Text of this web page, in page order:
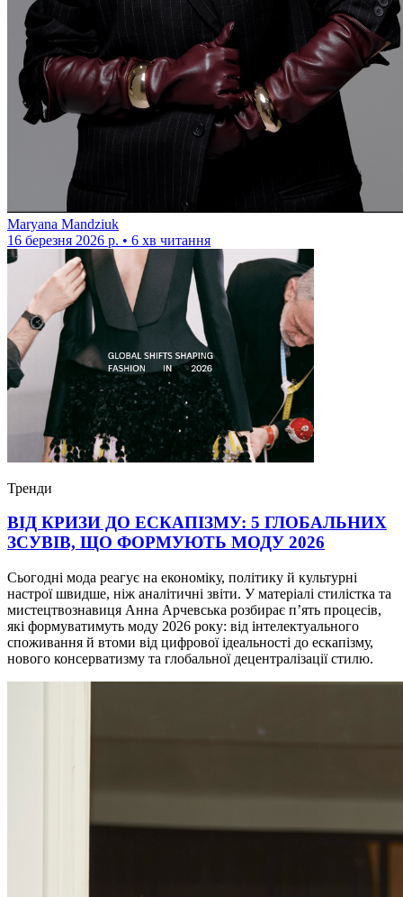
Maryana Mandziuk
16 березня 2026 р. • 6 хв читання
Тренди
ВІД КРИЗИ ДО ЕСКАПІЗМУ: 5 ГЛОБАЛЬНИХ
ЗСУВІВ, ЩО ФОРМУЮТЬ МОДУ 2026
Сьогодні мода реагує на економіку, політику й культурні
настрої швидше, ніж аналітичні звіти. У матеріалі стилістка та
мистецтвознавиця Анна Арчевська розбирає п’ять процесів,
які формуватимуть моду 2026 року: від інтелектуального
споживання й втоми від цифрової ідеальності до ескапізму,
нового консерватизму та глобальної децентралізації стилю.